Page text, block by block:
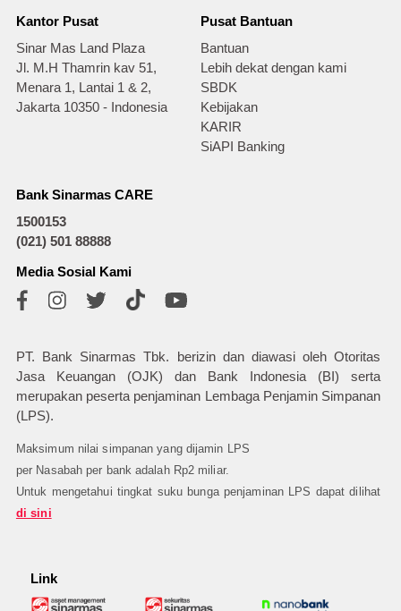
Kantor Pusat
Sinar Mas Land Plaza
Jl. M.H Thamrin kav 51,
Menara 1, Lantai 1 & 2,
Jakarta 10350 - Indonesia
Pusat Bantuan
Bantuan
Lebih dekat dengan kami
SBDK
Kebijakan
KARIR
SiAPI Banking
Bank Sinarmas CARE
1500153
(021) 501 88888
Media Sosial Kami
PT. Bank Sinarmas Tbk. berizin dan diawasi oleh Otoritas
Jasa Keuangan (OJK) dan Bank Indonesia (BI) serta
merupakan peserta penjaminan Lembaga Penjamin Simpanan
(LPS).
Maksimum nilai simpanan yang dijamin LPS
per Nasabah per bank adalah Rp2 miliar.
Untuk mengetahui tingkat suku bunga penjaminan LPS dapat dilihat
di sini
Link